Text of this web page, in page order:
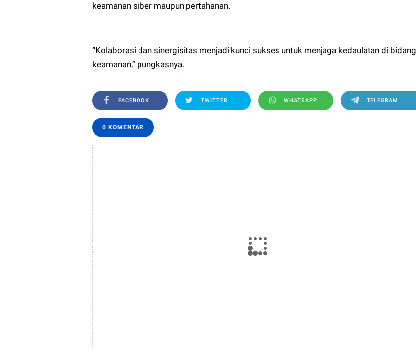
keamanan siber maupun pertahanan.
“Kolaborasi dan sinergisitas menjadi kunci sukses untuk menjaga kedaulatan di bidang
keamanan,” pungkasnya.
FACEBOOK TWITTER WHATSAPP TELEGRAM
0 KOMENTAR